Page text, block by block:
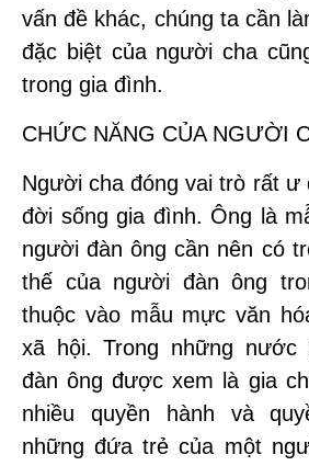
vấn đề khác, chúng ta cần
đặc biệt của người cha
trong gia đình.
CHỨC NĂNG CỦA NGƯỜI
Người cha đóng vai trò rất ư
đời sống gia đình. Ông là
người đàn ông cần nên có
thế của người đàn ông
thuộc vào mẫu mực văn
xã hội. Trong những
đàn ông được xem là gia
nhiều quyền hành và
những đứa trẻ của một